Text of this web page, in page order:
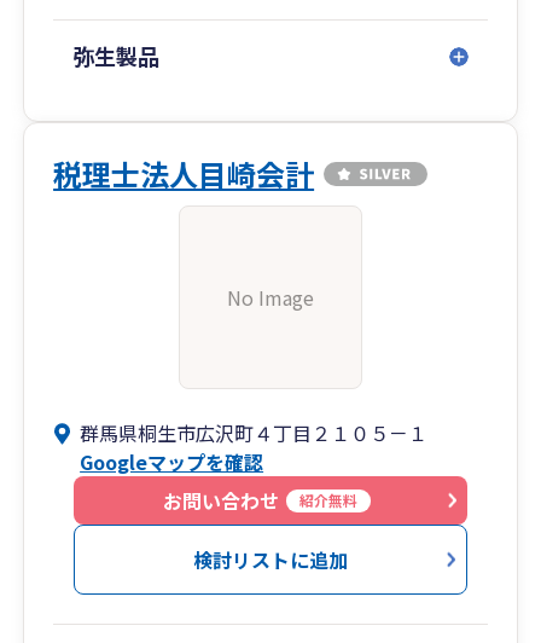
弥生製品
税理士法人目崎会計
No Image
群馬県桐生市広沢町４丁目２１０５－１
Googleマップを確認
お問い合わせ
紹介無料
検討リストに追加